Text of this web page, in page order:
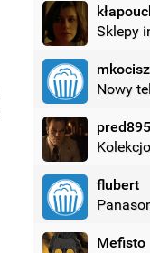
Nowy
pred895
flubert
Mefisto